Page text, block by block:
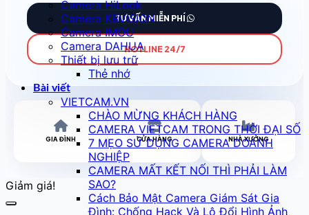
Camera HiLook
Camera KBVISION
Camera IMOU
Camera DAHUA
Thiết bị lưu trữ
Thẻ nhớ
Bài viết
VIETCAM.VN
CHÀO MỪNG KHÁCH HÀNG
CAMERA VIETCAM TRONG THỜI ĐẠI SỐ
7 MẸO SỬ DỤNG CAMERA DOANH
NGHIỆP
CAMERA MẤT KẾT NỐI THÌ PHẢI LÀM
SAO?
Cách Bảo Mật Camera Giám Sát Gia
Đình: Chống Hack Và Lộ Đổi Hình Ảnh
TƯ VẤN MIỄN PHÍ
HOTLINE 24/7
GIA ĐÌNH CỬA HÀNG NHÀ XƯỞNG
Giảm giá!